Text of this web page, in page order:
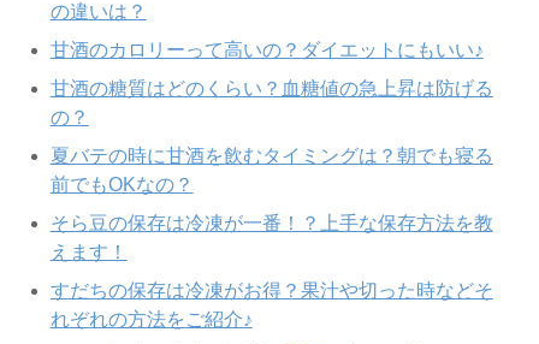
の違いは？
甘酒のカロリーって高いの？ダイエットにもいい♪
甘酒の糖質はどのくらい？血糖値の急上昇は防げる
の？
夏バテの時に甘酒を飲むタイミングは？朝でも寝る
前でもOKなの？
そら豆の保存は冷凍が一番！？上手な保存方法を教
えます！
すだちの保存は冷凍がお得？果汁や切った時などそ
れぞれの方法をご紹介♪